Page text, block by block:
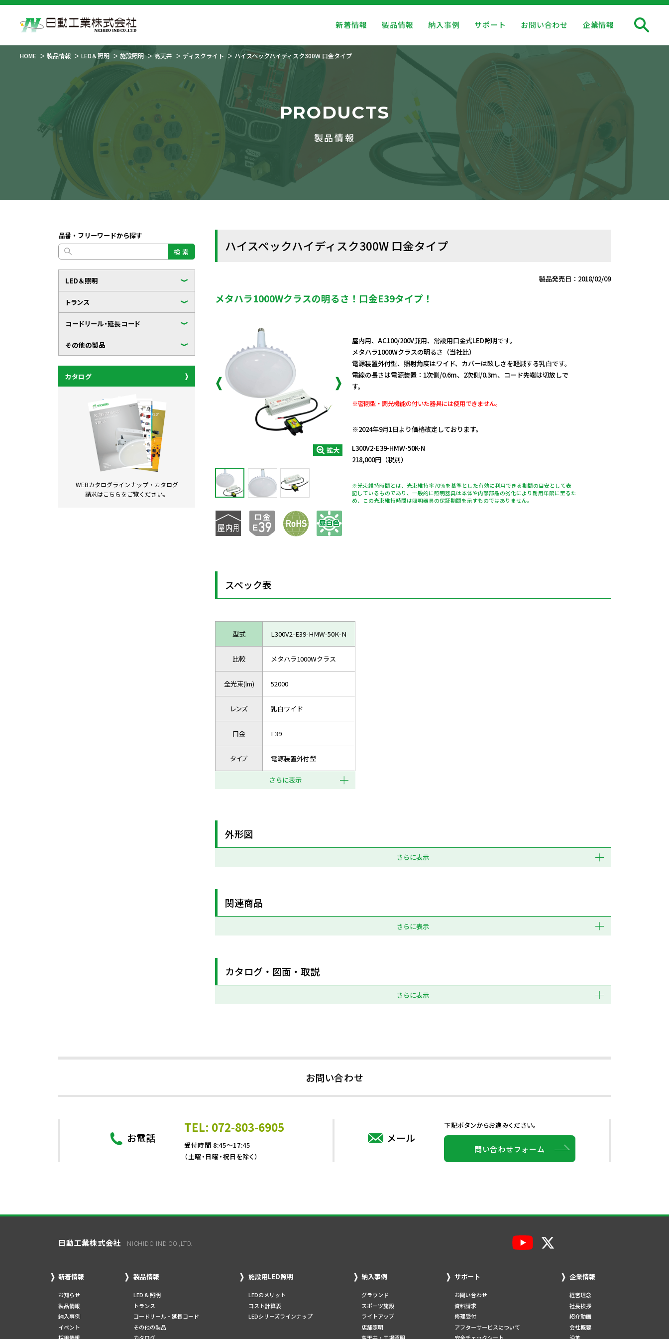
新着情報 製品情報 納入事例 サポート お問い合わせ 企業情報
HOME 製品情報 LED＆照明 施設照明 高天井 ディスクライト ハイスペックハイディスク300W 口金タイプ
PRODUCTS
製品情報
品番・フリーワードから探す
検 索
LED＆照明
トランス
コードリール・延長コード
その他の製品
カタログ
WEBカタログラインナップ・ カタログ
請求はこちらをご覧ください。
ハイスペックハイディスク300W 口金タイプ
製品発売日：2018/02/09
メタハラ1000Wクラスの明るさ！口金E39タイプ！
拡大
屋内用、AC100/200V兼用、常設用口金式LED照明です。
メタハラ1000Wクラスの明るさ（当社比）
電源装置外付型、照射角度はワイド、カバーは眩しさを軽減する乳白です。
電線の長さは電源装置：1次側/0.6m、2次側/0.3m、コード先端は切放しで
す。
※密閉型・調光機能の付いた器具には使用できません。
※2024年9月1日より価格改定しております。
L300V2-E39-HMW-50K-N
218,000円（税別）
※光束維持時間とは、光束維持率70％を基準とした有効に利用できる期間の目安として表
記しているものであり、一般的に照明器具は本体や内部部品の劣化により耐用年限に至るた
め、この光束維持時間は照明器具の保証期間を示すものではありません。
スペック表
型式 L300V2-E39-HMW-50K-N
比較 メタハラ1000Wクラス
全光束(lm) 52000
レンズ 乳白ワイド
口金 E39
タイプ 電源装置外付型
さらに表示
外形図
さらに表示
関連商品
さらに表示
カタログ・図面・取説
さらに表示
お問い合わせ
お電話
TEL: 072-803-6905
受付時間 8:45～17:45
（土曜・日曜・祝日を除く）
メール
下記ボタンからお進みください。
問い合わせフォーム
日動工業株式会社 NICHIDO IND.CO.,LTD.
新着情報
お知らせ
製品情報
納入事例
イベント
製品情報
LED & 照明
トランス
コードリール・延長コード
その他の製品
施設用LED照明
LEDのメリット
コスト計算表
LEDシリーズラインナップ
納入事例
グラウンド
スポーツ施設
ライトアップ
店舗照明
サポート
お問い合わせ
資料請求
修理受付
アフターサービスについて
企業情報
経営理念
社長挨拶
紹介動画
会社概要